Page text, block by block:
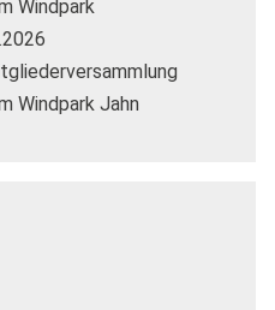
Windpark
Windpark Jahn